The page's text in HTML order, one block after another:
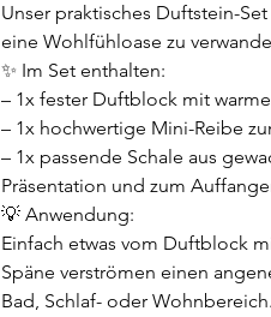
Unser praktisches Duftstein-
eine Wohlfühloase zu
✨ Im Set enthalten:
– 1x fester Duftblock mit
– 1x hochwertige Mini-Reibe
– 1x passende Schale aus
Präsentation und zum
💡 Anwendung:
Einfach etwas vom Duftblock
Späne verströmen einen
Bad, Schlaf- oder Wohnbereich.